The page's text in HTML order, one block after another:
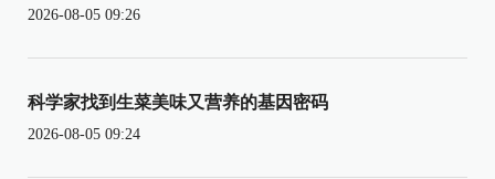
2026-08-05 09:26
科学家找到生菜美味又营养的基因密码
2026-08-05 09:24